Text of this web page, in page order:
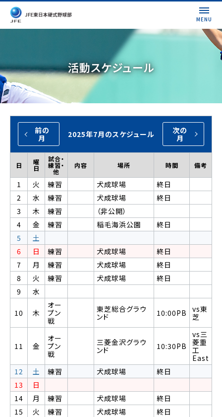
MENU
活動スケジュール
前の
月
2025年7月のスケジュール
次の
月
日 曜
日
試合・
練習・
他
内容 場所 時間 備考
1 火 練習 犬成球場
終日
2
水 練習 犬成球場
終日
3
木 練習
（非公開）
4
金 練習 稲毛海浜公園
終日
5
土
6
日 練習 犬成球場
終日
7
月 練習 犬成球場
終日
8
火 練習 犬成球場
終日
9
水
10 木
オー
プン
戦
東芝総合グラウ
ンド
10:00PB
vs東
芝
11 金
オー
プン
戦
三菱金沢グラウ
ンド
10:30PB
vs三
菱重
工
East
12
土 練習 犬成球場
終日
13
日
14
月 練習 犬成球場
終日
15
火 練習 犬成球場
終日